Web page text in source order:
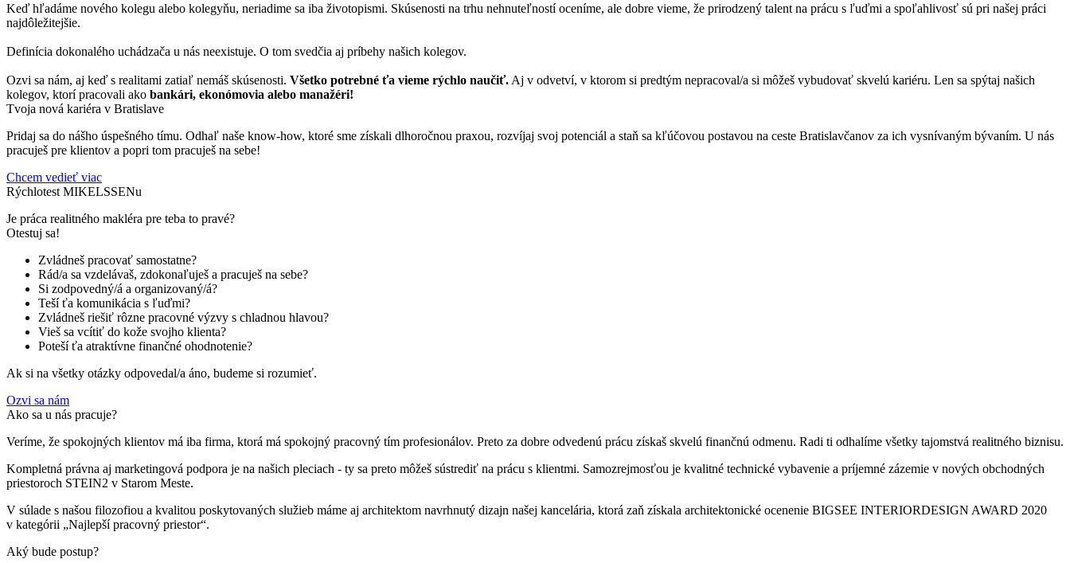
Keď hľadáme nového kolegu alebo kolegyňu, neriadime sa iba životopismi. Skúsenosti na trhu nehnuteľností oceníme, ale dobre vieme, že prirodzený talent na prácu s ľuďmi a spoľahlivosť sú pri našej práci
najdôležitejšie.
Definícia dokonalého uchádzača u nás neexistuje. O tom svedčia aj príbehy našich kolegov.
Ozvi sa nám, aj keď s realitami zatiaľ nemáš skúsenosti. Všetko potrebné ťa vieme rýchlo naučiť. Aj v odvetví, v ktorom si predtým nepracoval/a si môžeš vybudovať skvelú kariéru. Len sa spýtaj našich
kolegov, ktorí pracovali ako bankári, ekonómovia alebo manažéri!
Tvoja nová kariéra v Bratislave
Pridaj sa do nášho úspešného tímu. Odhaľ naše know-how, ktoré sme získali dlhoročnou praxou, rozvíjaj svoj potenciál a staň sa kľúčovou postavou na ceste Bratislavčanov za ich vysnívaným bývaním. U nás
pracuješ pre klientov a popri tom pracuješ na sebe!
Chcem vedieť viac
Rýchlotest MIKELSSENu
Je práca realitného makléra pre teba to pravé?
Otestuj sa!
Zvládneš pracovať samostatne?
Rád/a sa vzdelávaš, zdokonaľuješ a pracuješ na sebe?
Si zodpovedný/á a organizovaný/á?
Teší ťa komunikácia s ľuďmi?
Zvládneš riešiť rôzne pracovné výzvy s chladnou hlavou?
Vieš sa vcítiť do kože svojho klienta?
Poteší ťa atraktívne finančné ohodnotenie?
Ak si na všetky otázky odpovedal/a áno, budeme si rozumieť.
Ozvi sa nám
Ako sa u nás pracuje?
Veríme, že spokojných klientov má iba firma, ktorá má spokojný pracovný tím profesionálov. Preto za dobre odvedenú prácu získaš skvelú finančnú odmenu. Radi ti odhalíme všetky tajomstvá realitného biznisu.
Kompletná právna aj marketingová podpora je na našich pleciach - ty sa preto môžeš sústrediť na prácu s klientmi. Samozrejmosťou je kvalitné technické vybavenie a príjemné zázemie v nových obchodných
priestoroch STEIN2 v Starom Meste.
V súlade s našou filozofiou a kvalitou poskytovaných služieb máme aj architektom navrhnutý dizajn našej kancelária, ktorá zaň získala architektonické ocenenie BIGSEE INTERIORDESIGN AWARD 2020
v kategórii „Najlepší pracovný priestor“.
Aký bude postup?